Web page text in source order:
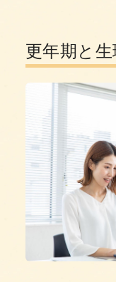
更年期と